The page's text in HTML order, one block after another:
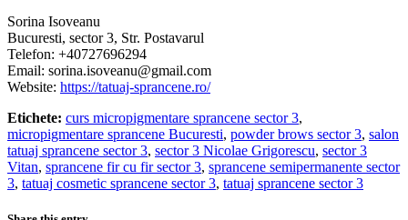
Sorina Isoveanu
Bucuresti, sector 3, Str. Postavarul
Telefon: +40727696294
Email: sorina.isoveanu@gmail.com
Website: https://tatuaj-sprancene.ro/
Etichete: curs micropigmentare sprancene sector 3,
micropigmentare sprancene Bucuresti, powder brows sector 3, salon
tatuaj sprancene sector 3, sector 3 Nicolae Grigorescu, sector 3
Vitan, sprancene fir cu fir sector 3, sprancene semipermanente sector
3, tatuaj cosmetic sprancene sector 3, tatuaj sprancene sector 3